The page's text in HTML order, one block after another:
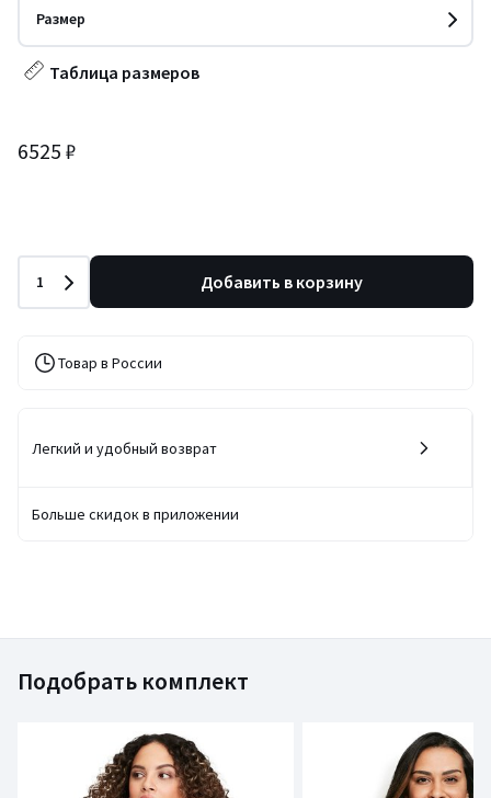
Размер
Таблица размеров
6525 ₽
Количество
1 Добавить в корзину
Товар в России
Легкий и удобный возврат
Больше скидок в приложении
Подобрать комплект